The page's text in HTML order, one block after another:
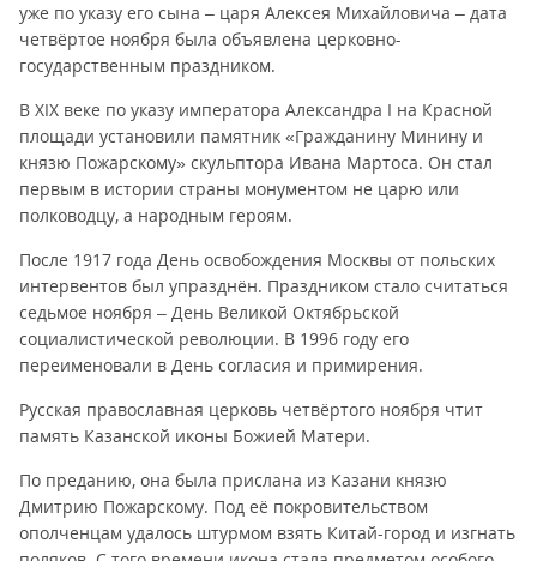
уже по указу его сына – царя Алексея Михайловича – дата
четвёртое ноября была объявлена церковно-
государственным праздником.
В XIX веке по указу императора Александра I на Красной
площади установили памятник «Гражданину Минину и
князю Пожарскому» скульптора Ивана Мартоса. Он стал
первым в истории страны монументом не царю или
полководцу, а народным героям.
После 1917 года День освобождения Москвы от польских
интервентов был упразднён. Праздником стало считаться
седьмое ноября – День Великой Октябрьской
социалистической революции. В 1996 году его
переименовали в День согласия и примирения.
Русская православная церковь четвёртого ноября чтит
память Казанской иконы Божией Матери.
По преданию, она была прислана из Казани князю
Дмитрию Пожарскому. Под её покровительством
ополченцам удалось штурмом взять Китай-город и изгнать